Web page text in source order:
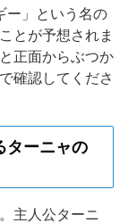
ー」という名の
とが予想されま
正面からぶつか
確認してくださ
ーニャの
主人公ターニ